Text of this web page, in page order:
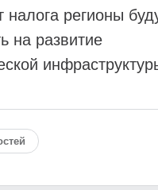
налога регионы
на развитие